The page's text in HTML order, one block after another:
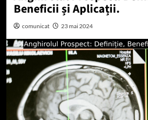
Beneficii și Aplicații.
comunicat 23 mai 2024